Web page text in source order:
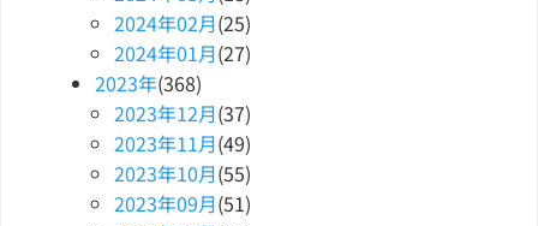
2024年02月(25)
2024年01月(27)
2023年(368)
2023年12月(37)
2023年11月(49)
2023年10月(55)
2023年09月(51)